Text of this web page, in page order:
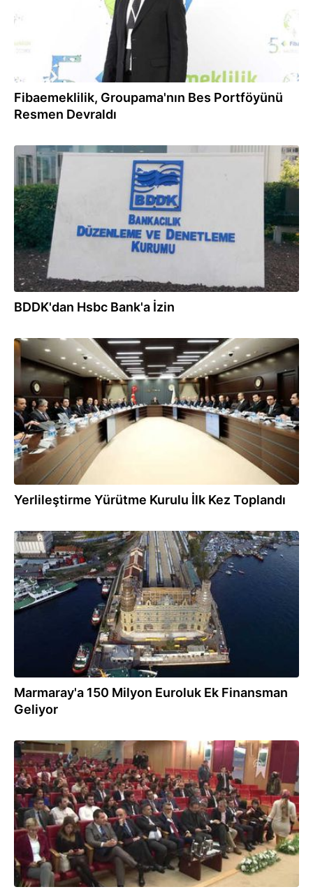
Fibaemeklilik, Groupama'nın Bes Portföyünü
Resmen Devraldı
04.04.2018
BDDK'dan Hsbc Bank'a İzin
15.03.2018
Yerlileştirme Yürütme Kurulu İlk Kez Toplandı
01.03.2018
Marmaray'a 150 Milyon Euroluk Ek Finansman
Geliyor
27.02.2018